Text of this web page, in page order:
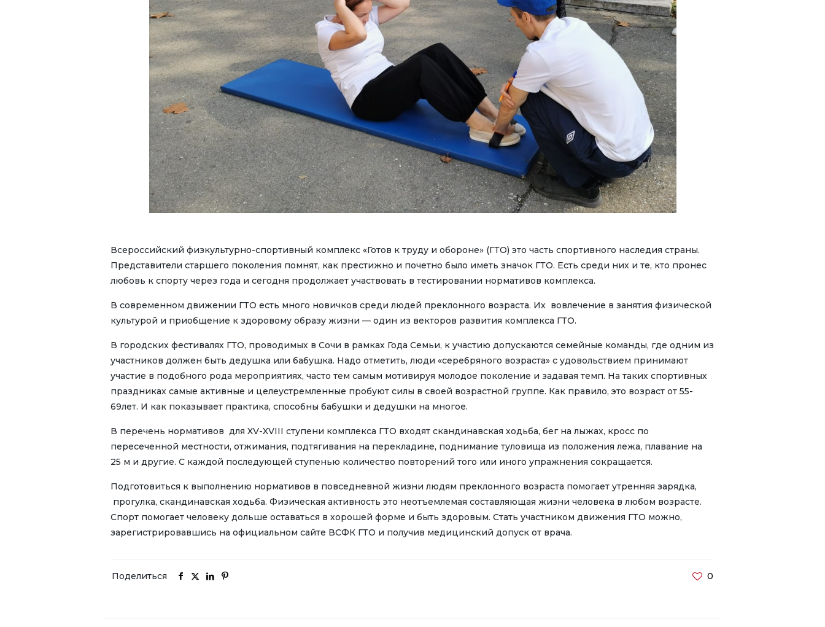
Всероссийский физкультурно-спортивный комплекс «Готов к труду и обороне» (ГТО) это часть спортивного наследия страны.
Представители старшего поколения помнят, как престижно и почетно было иметь значок ГТО. Есть среди них и те, кто пронес
любовь к спорту через года и сегодня продолжает участвовать в тестировании нормативов комплекса.
В современном движении ГТО есть много новичков среди людей преклонного возраста. Их вовлечение в занятия физической
культурой и приобщение к здоровому образу жизни — один из векторов развития комплекса ГТО.
В городских фестивалях ГТО, проводимых в Сочи в рамках Года Семьи, к участию допускаются семейные команды, где одним из
участников должен быть дедушка или бабушка. Надо отметить, люди «серебряного возраста» с удовольствием принимают
участие в подобного рода мероприятиях, часто тем самым мотивируя молодое поколение и задавая темп. На таких спортивных
праздниках самые активные и целеустремленные пробуют силы в своей возрастной группе. Как правило, это возраст от 55-
69лет. И как показывает практика, способны бабушки и дедушки на многое.
В перечень нормативов для XV-XVIII ступени комплекса ГТО входят скандинавская ходьба, бег на лыжах, кросс по
пересеченной местности, отжимания, подтягивания на перекладине, поднимание туловища из положения лежа, плавание на
25 м и другие. С каждой последующей ступенью количество повторений того или иного упражнения сокращается.
Подготовиться к выполнению нормативов в повседневной жизни людям преклонного возраста помогает утренняя зарядка,
прогулка, скандинавская ходьба. Физическая активность это неотъемлемая составляющая жизни человека в любом возрасте.
Спорт помогает человеку дольше оставаться в хорошей форме и быть здоровым. Стать участником движения ГТО можно,
зарегистрировавшись на официальном сайте ВСФК ГТО и получив медицинский допуск от врача.
Поделиться 0